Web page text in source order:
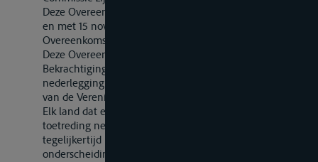
Deze Overeenkomst staat open voor ondertekening tot
en met 15 november 1966. Na deze datum staat de
Overeenkomst open voor toetreding.
Deze Overeenkomst dient te worden bekrachtigd.
Bekrachtiging of toetreding geschiedt door
nederlegging van een akte bij de Secretaris-Generaal
van de Verenigde Naties.
Elk land dat een akte van bekrachtiging of van
toetreding nederlegt dient de Secretaris-Generaal
tegelijkertijd mede te delen welke
onderscheidingsletter of -lettergroep het voor de